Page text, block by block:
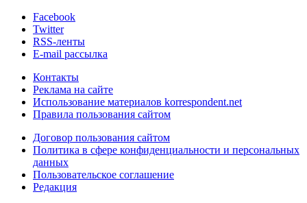
Facebook
Twitter
RSS-ленты
E-mail рассылка
Контакты
Реклама на сайте
Использование материалов korrespondent.net
Правила пользования сайтом
Договор пользования сайтом
Политика в сфере конфиденциальности и персональных
данных
Пользовательское соглашение
Редакция